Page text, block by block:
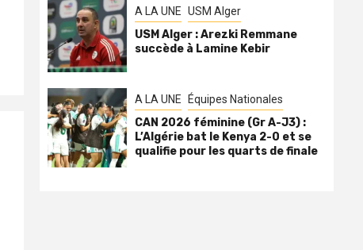
A LA UNE USM Alger
USM Alger : Arezki Remmane
succède à Lamine Kebir
A LA UNE Équipes Nationales
CAN 2026 féminine (Gr A-J3) :
L’Algérie bat le Kenya 2-0 et se
qualifie pour les quarts de finale